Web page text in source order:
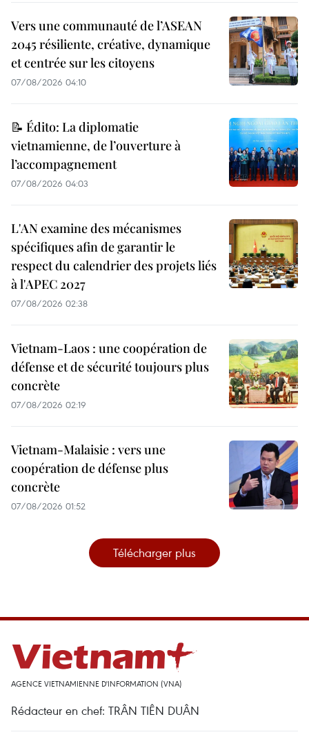
Vers une communauté de l’ASEAN
2045 résiliente, créative, dynamique
et centrée sur les citoyens
07/08/2026 04:10
📝 Édito: La diplomatie
vietnamienne, de l’ouverture à
l’accompagnement
07/08/2026 04:03
L'AN examine des mécanismes
spécifiques afin de garantir le
respect du calendrier des projets liés
à l'APEC 2027
07/08/2026 02:38
Vietnam-Laos : une coopération de
défense et de sécurité toujours plus
concrète
07/08/2026 02:19
Vietnam-Malaisie : vers une
coopération de défense plus
concrète
07/08/2026 01:52
Télécharger plus
AGENCE VIETNAMIENNE D'INFORMATION (VNA)
Rédacteur en chef: TRÂN TIÊN DUÂN